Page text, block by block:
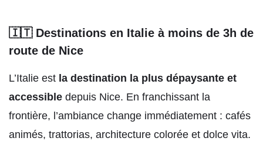
🇮🇹 Destinations en Italie à moins de 3h de
route de Nice
L’Italie est la destination la plus dépaysante et
accessible depuis Nice. En franchissant la
frontière, l’ambiance change immédiatement : cafés
animés, trattorias, architecture colorée et dolce vita.